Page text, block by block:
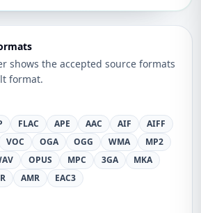
shows the accepted source formats
format.
FLAC APE AAC AIF
AIFF
VOC OGA OGG WMA
MP2
OPUS MPC 3GA
MKA
AMR EAC3